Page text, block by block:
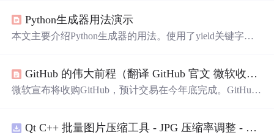
Python生成器用法演示
本文主要介绍Python生成器的用法。使用了yield关键字的
和生成器函数，并通过代码演示了用这两种方式实现文本
逐字输出的打字效果。
GitHub 的伟大前程（翻译 GitHub 官文 微软收购GitHub）
微软宣布将收购GitHub，预计交易在今年底完成。GitHub
Qt C++ 批量图片压缩工具 - JPG 压缩率调整 - 批量修改分辨率 - 本地图片批处理（源码）